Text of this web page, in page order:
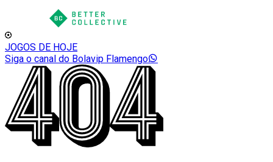
JOGOS DE HOJE
Siga o canal do Bolavip Flamengo